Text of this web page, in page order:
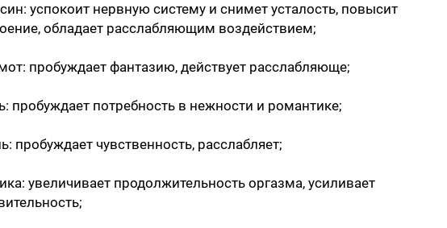
успокоит нервную систему и снимет усталость, повысит
обладает расслабляющим воздействием;
пробуждает фантазию, действует расслабляюще;
пробуждает потребность в нежности и романтике;
пробуждает чувственность, расслабляет;
увеличивает продолжительность оргазма, усиливает